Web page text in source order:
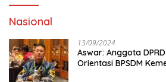
Nasional
13/09/2024
Aswar: Anggota
Orientasi BPSDM